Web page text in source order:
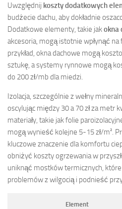
Uwzględnij koszty dodatkowych
budżecie dachu, aby dokładnie
Dodatkowe elementy, takie jakokna
akcesoria, mogą istotnie wpłynąć
przykład, okna dachowe mogą
sztukę, a systemy rynnowe mogą
do 200 zł/mb dla miedzi.
Izolacja, szczególnie z wełny
oscylując między 30 a 70 zł za metr
materiały, takie jak folie
mogą wynieść kolejne 5-15 zł/m².
kluczowe znaczenie dla komfortu
obniżyć koszty ogrzewania w
uniknąć mostków termicznych,
problemów z wilgocią i podnieść
Element